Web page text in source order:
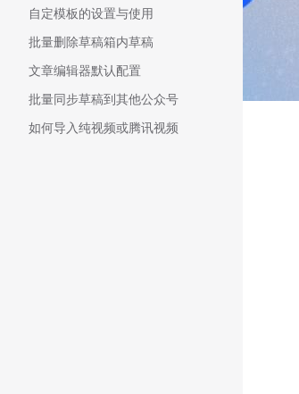
自定模板的设置与使用
批量删除草稿箱内草稿
文章编辑器默认配置
批量同步草稿到其他公众号
如何导入纯视频或腾讯视频